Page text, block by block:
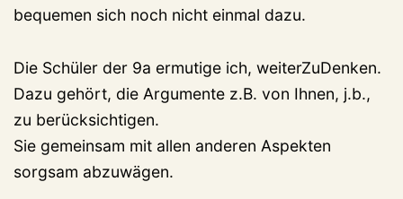
bequemen sich noch nicht einmal dazu.
Die Schüler der 9a ermutige ich, weiterZuDenken.
Dazu gehört, die Argumente z.B. von Ihnen, j.b.,
zu berücksichtigen.
Sie gemeinsam mit allen anderen Aspekten
sorgsam abzuwägen.